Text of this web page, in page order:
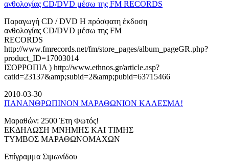
ανθολογίας CD/DVD μέσω της FM RECORDS
Παραγωγή CD / DVD Η πρόσφατη έκδοση
ανθολογίας CD/DVD μέσω της FM
RECORDS
http://www.fmrecords.net/fm/store_pages/album_pageGR.php?
product_ID=17003014
ΙΣΟΡΡΟΠΙΑ ) http://www.ethnos.gr/article.asp?
catid=23137&amp;subid=2&amp;pubid=63715466
2010-03-30
ΠΑΝΑΝΘΡΩΠΙΝΟΝ ΜΑΡΑΘΩΝΙΟΝ ΚΑΛΕΣΜΑ!
Μαραθών: 2500 Έτη Φωτός!
ΕΚΔΗΛΩΣΗ ΜΝΗΜΗΣ ΚΑΙ ΤΙΜΗΣ
ΤΥΜΒΟΣ ΜΑΡΑΘΩΝΟΜΑΧΩΝ
Επίγραμμα Σιμωνίδου